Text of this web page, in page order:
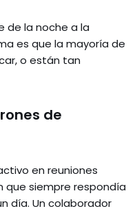
de la noche a la
es que la mayoría de
o están tan
de
en reuniones
que siempre respondía
día. Un colaborador